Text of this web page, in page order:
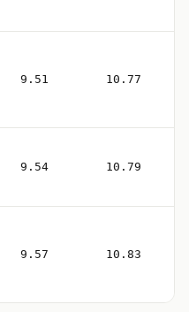
9.51 10.77
9.54 10.79
9.57 10.83